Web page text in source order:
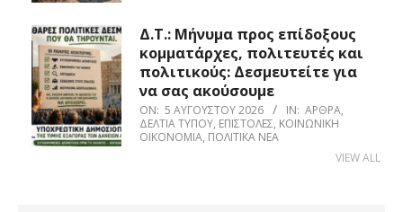
Δ.Τ.: Μήνυμα προς επίδοξους
κομματάρχες, πολιτευτές και
πολιτικούς: Δεσμευτείτε για
να σας ακούσουμε
ON: 5 ΑΥΓΟΎΣΤΟΥ 2026 IN: ΆΡΘΡΑ,
ΔΕΛΤΊΑ ΤΎΠΟΥ, ΕΠΙΣΤΟΛΈΣ, ΚΟΙΝΩΝΙΚΉ
ΟΙΚΟΝΟΜΊΑ, ΠΟΛΙΤΙΚΆ ΝΈΑ
VIEW ALL